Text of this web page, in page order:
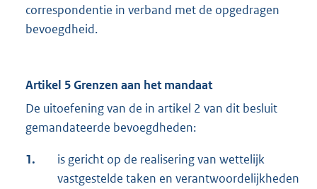
correspondentie in verband met de opgedragen
bevoegdheid.
Artikel 5 Grenzen aan het mandaat
De uitoefening van de in artikel 2 van dit besluit
gemandateerde bevoegdheden:
1.
is gericht op de realisering van wettelijk
vastgestelde taken en verantwoordelijkheden